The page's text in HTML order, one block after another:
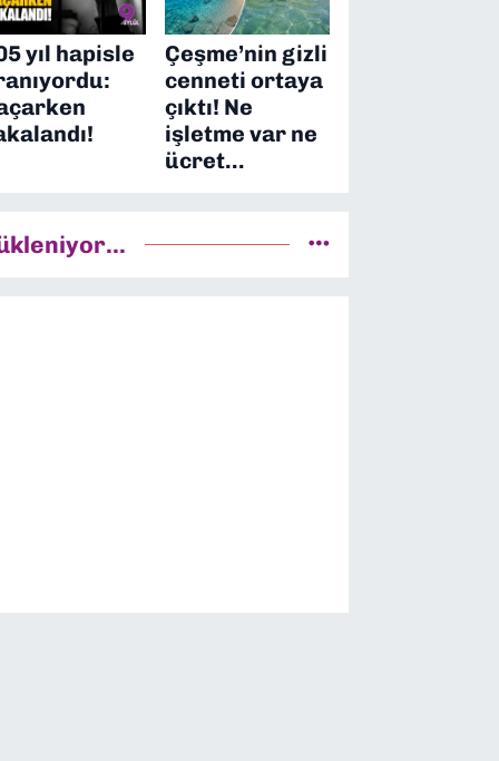
yıl hapisle
Çeşme’nin gizli
cenneti ortaya
çıktı! Ne
işletme var ne
ücret…